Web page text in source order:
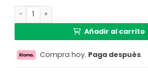
Llenar es posible para ti Light &
Añadir al carrito
Compra hoy. Paga después.